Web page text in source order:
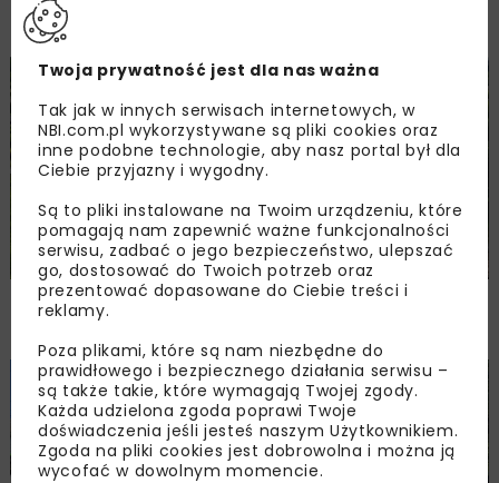
Dużych Prędkości
KOLEJ
Nowe perony i kładka na stacji Kraków
Batowice. PLK rozszerzają zakres inwestycji
DROGI KOLEJ WIADOMOŚCI INWESTYCJE
Twoja prywatność jest dla nas ważna
Tak jak w innych serwisach internetowych, w
NBI.com.pl wykorzystywane są pliki cookies oraz
inne podobne technologie, aby nasz portal był dla
Ciebie przyjazny i wygodny.
Są to pliki instalowane na Twoim urządzeniu, które
pomagają nam zapewnić ważne funkcjonalności
serwisu, zadbać o jego bezpieczeństwo, ulepszać
go, dostosować do Twoich potrzeb oraz
prezentować dopasowane do Ciebie treści i
reklamy.
Poza plikami, które są nam niezbędne do
prawidłowego i bezpiecznego działania serwisu –
są także takie, które wymagają Twojej zgody.
Każda udzielona zgoda poprawi Twoje
doświadczenia jeśli jesteś naszym Użytkownikiem.
Zgoda na pliki cookies jest dobrowolna i można ją
wycofać w dowolnym momencie.